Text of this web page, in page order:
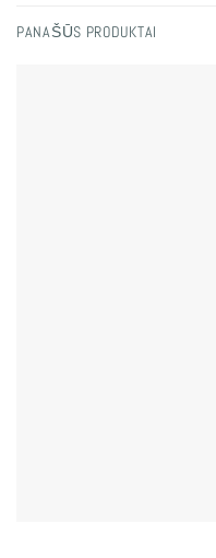
PANAŠŪS PRODUKTAI